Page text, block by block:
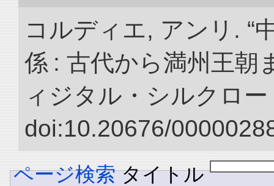
コルディエ, アンリ. “
係 : 古代から満州王朝
ィジタル・シルクロ
doi:10.20676/
ページ検索 タイトル